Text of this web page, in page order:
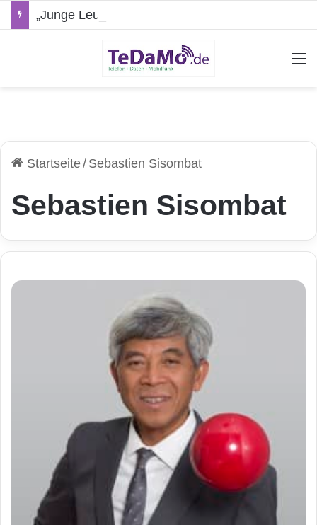
Startseite/ Sebastien Sisombat
Sebastien Sisombat